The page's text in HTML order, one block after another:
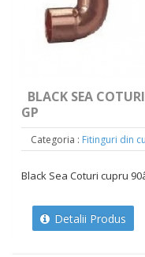
BLACK SEA
GP
Categoria : Fitinguri din
Black Sea Coturi cupru
Detalii Produs